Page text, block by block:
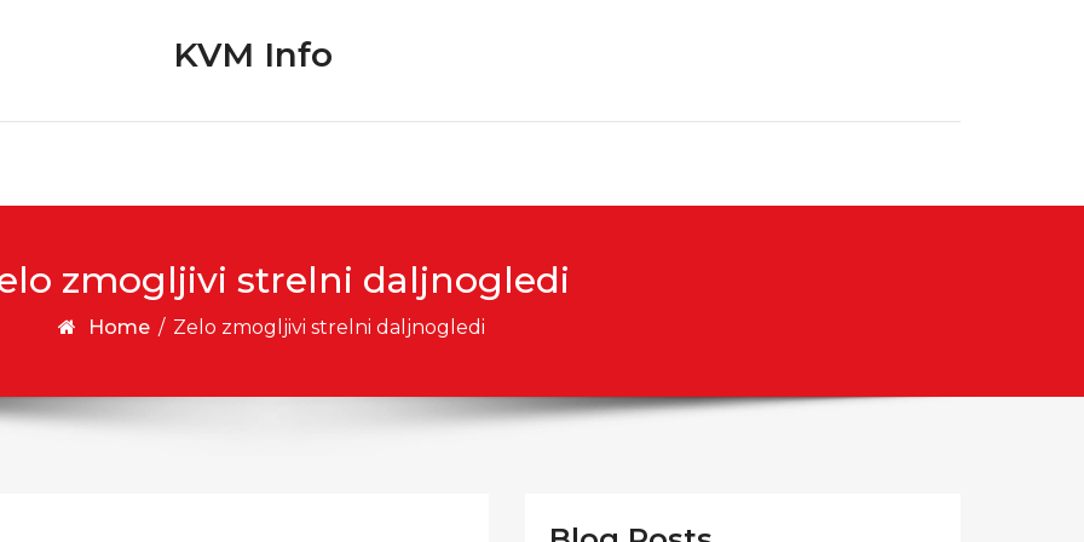
KVM Info
zmogljivi strelni daljnogledi
Home / Zelo zmogljivi strelni daljnogledi